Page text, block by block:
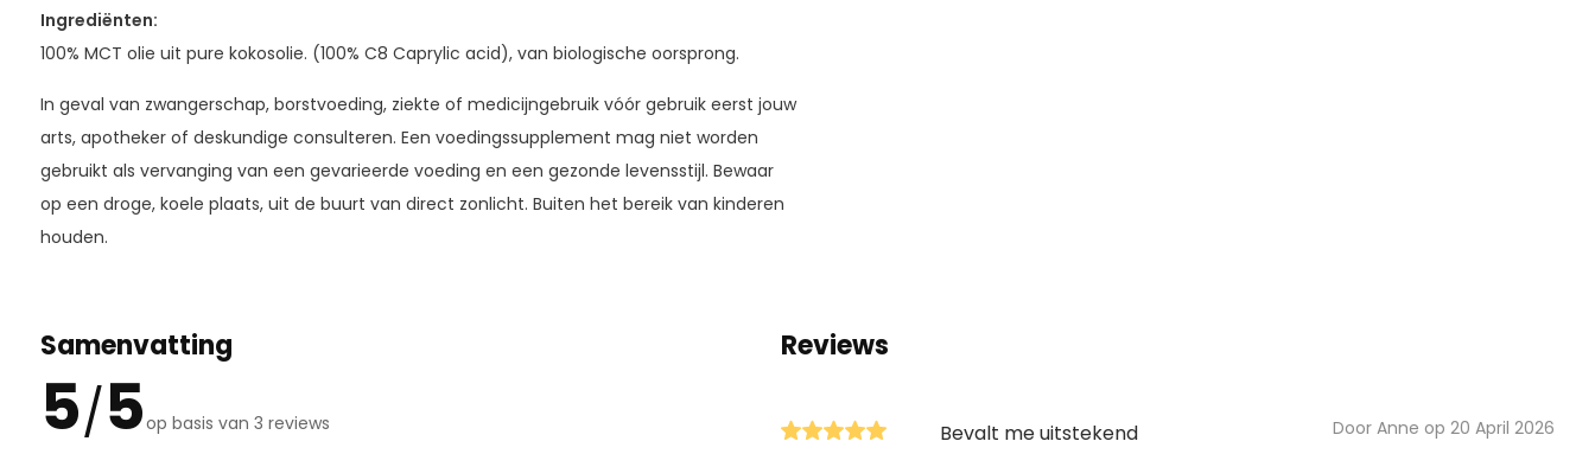
Ingrediënten:
100% MCT olie uit pure kokosolie. (100% C8 Caprylic acid), van biologische oorsprong.
In geval van zwangerschap, borstvoeding, ziekte of medicijngebruik vóór gebruik eerst jouw
arts, apotheker of deskundige consulteren. Een voedingssupplement mag niet worden
gebruikt als vervanging van een gevarieerde voeding en een gezonde levensstijl. Bewaar
op een droge, koele plaats, uit de buurt van direct zonlicht. Buiten het bereik van kinderen
houden.
Samenvatting
5/5op basis van 3 reviews
Reviews
Bevalt me uitstekend Door Anne op 20 April 2026